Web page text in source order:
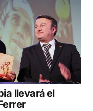
llevará el